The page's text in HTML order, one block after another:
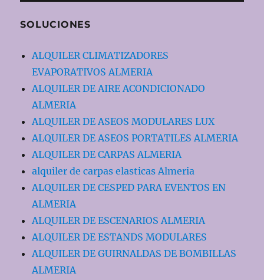
SOLUCIONES
ALQUILER CLIMATIZADORES
EVAPORATIVOS ALMERIA
ALQUILER DE AIRE ACONDICIONADO
ALMERIA
ALQUILER DE ASEOS MODULARES LUX
ALQUILER DE ASEOS PORTATILES ALMERIA
ALQUILER DE CARPAS ALMERIA
alquiler de carpas elasticas Almeria
ALQUILER DE CESPED PARA EVENTOS EN
ALMERIA
ALQUILER DE ESCENARIOS ALMERIA
ALQUILER DE ESTANDS MODULARES
ALQUILER DE GUIRNALDAS DE BOMBILLAS
ALMERIA